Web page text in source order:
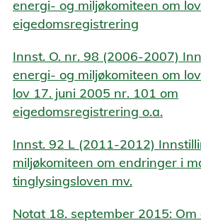
energi- og miljøkomiteen om
eigedomsregistrering
Innst. O. nr. 98 (2006-2007)
energi- og miljøkomiteen om
lov 17. juni 2005 nr. 101 om
eigedomsregistrering o.a.
Innst. 92 L (2011-2012)
miljøkomiteen om endringer i
tinglysingsloven mv.
Notat 18. september 2015: